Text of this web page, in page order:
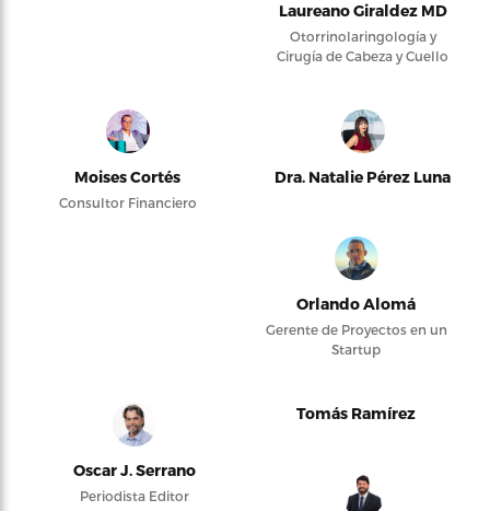
Laureano Giraldez MD
Otorrinolaringología y
Cirugía de Cabeza y Cuello
Moises Cortés
Consultor Financiero
Dra. Natalie Pérez Luna
Orlando Alomá
Gerente de Proyectos en un
Startup
Oscar J. Serrano
Periodista Editor
Tomás Ramírez